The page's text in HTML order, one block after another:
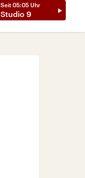
Seit 05:05 Uhr
Studio 9